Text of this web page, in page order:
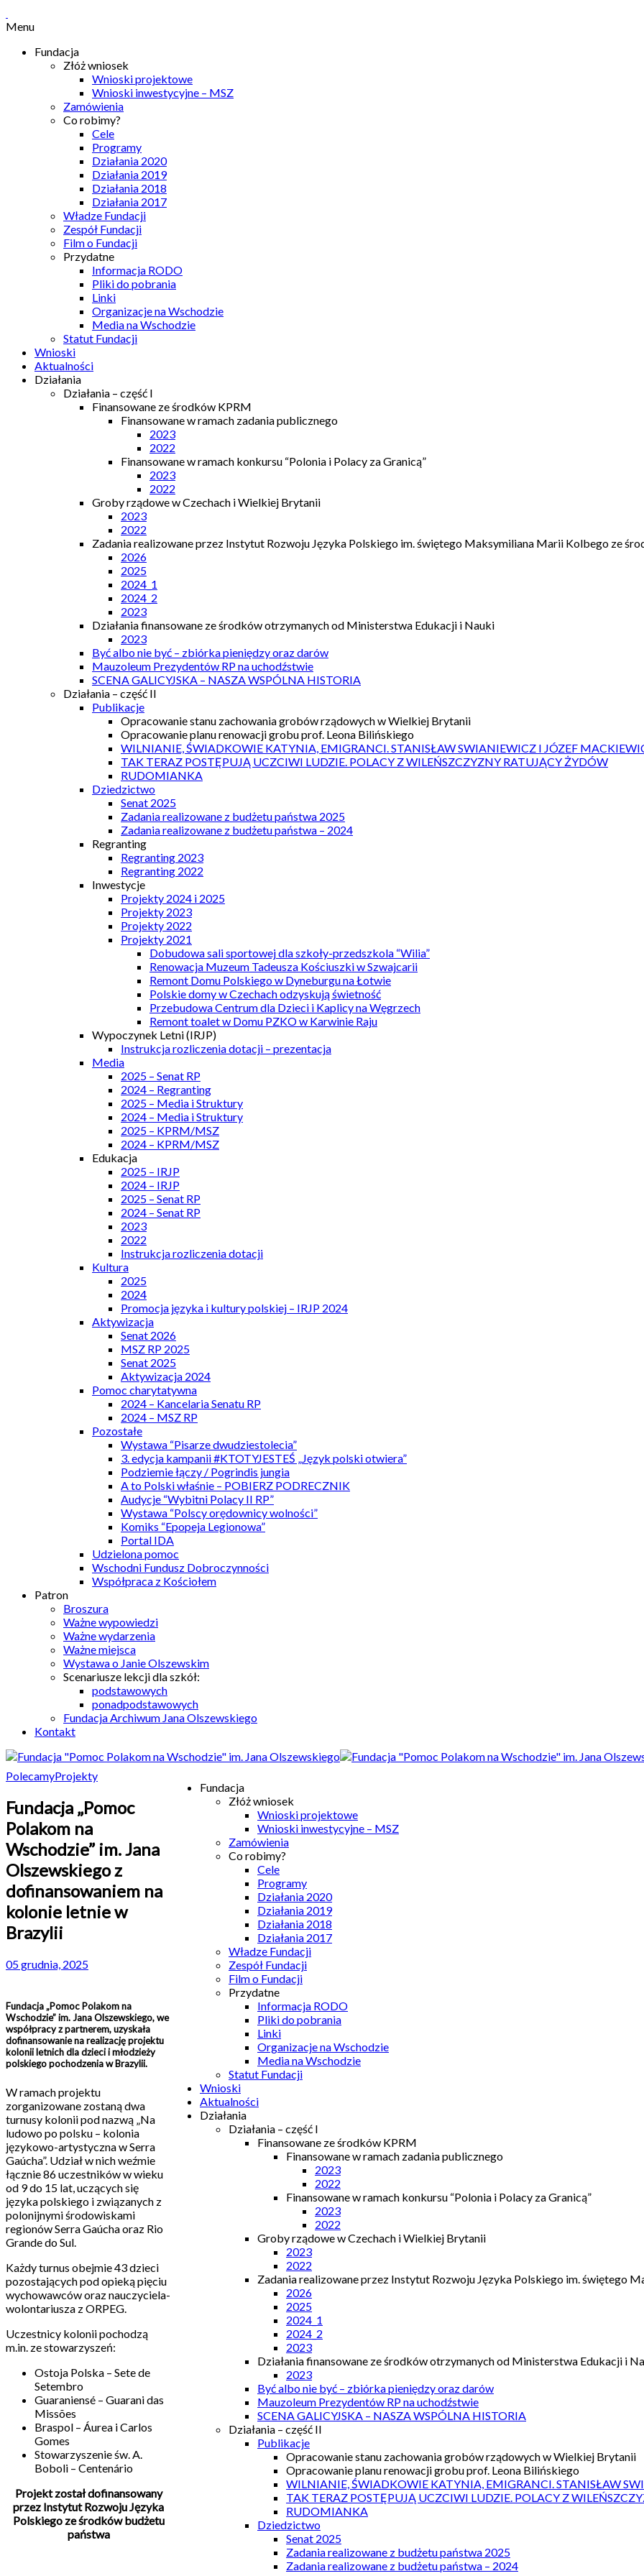
Menu
Fundacja
Złóż wniosek
Wnioski projektowe
Wnioski inwestycyjne – MSZ
Zamówienia
Co robimy?
Cele
Programy
Działania 2020
Działania 2019
Działania 2018
Działania 2017
Władze Fundacji
Zespół Fundacji
Film o Fundacji
Przydatne
Informacja RODO
Pliki do pobrania
Linki
Organizacje na Wschodzie
Media na Wschodzie
Statut Fundacji
Wnioski
Aktualności
Działania
Działania – część I
Finansowane ze środków KPRM
Finansowane w ramach zadania publicznego
2023
2022
Finansowane w ramach konkursu “Polonia i Polacy za Granicą”
2023
2022
Groby rządowe w Czechach i Wielkiej Brytanii
2023
2022
Zadania realizowane przez Instytut Rozwoju Języka Polskiego im. świętego Maksymiliana Marii Kolbego ze
2026
2025
2024_1
2024_2
2023
Działania finansowane ze środków otrzymanych od Ministerstwa Edukacji i Nauki
2023
Być albo nie być – zbiórka pieniędzy oraz darów
Mauzoleum Prezydentów RP na uchodźstwie
SCENA GALICYJSKA – NASZA WSPÓLNA HISTORIA
Działania – część II
Publikacje
Opracowanie stanu zachowania grobów rządowych w Wielkiej Brytanii
Opracowanie planu renowacji grobu prof. Leona Bilińskiego
WILNIANIE, ŚWIADKOWIE KATYNIA, EMIGRANCI. STANISŁAW SWIANIEWICZ I JÓZEF
TAK TERAZ POSTĘPUJĄ UCZCIWI LUDZIE. POLACY Z WILEŃSZCZYZNY RATUJĄCY ŻYDÓW
RUDOMIANKA
Dziedzictwo
Senat 2025
Zadania realizowane z budżetu państwa 2025
Zadania realizowane z budżetu państwa – 2024
Regranting
Regranting 2023
Regranting 2022
Inwestycje
Projekty 2024 i 2025
Projekty 2023
Projekty 2022
Projekty 2021
Dobudowa sali sportowej dla szkoły-przedszkola “Wilia”
Renowacja Muzeum Tadeusza Kościuszki w Szwajcarii
Remont Domu Polskiego w Dyneburgu na Łotwie
Polskie domy w Czechach odzyskują świetność
Przebudowa Centrum dla Dzieci i Kaplicy na Węgrzech
Remont toalet w Domu PZKO w Karwinie Raju
Wypoczynek Letni (IRJP)
Instrukcja rozliczenia dotacji – prezentacja
Media
2025 – Senat RP
2024 – Regranting
2025 – Media i Struktury
2024 – Media i Struktury
2025 – KPRM/MSZ
2024 – KPRM/MSZ
Edukacja
2025 – IRJP
2024 – IRJP
2025 – Senat RP
2024 – Senat RP
2023
2022
Instrukcja rozliczenia dotacji
Kultura
2025
2024
Promocja języka i kultury polskiej – IRJP 2024
Aktywizacja
Senat 2026
MSZ RP 2025
Senat 2025
Aktywizacja 2024
Pomoc charytatywna
2024 – Kancelaria Senatu RP
2024 – MSZ RP
Pozostałe
Wystawa “Pisarze dwudziestolecia”
3. edycja kampanii #KTOTYJESTEŚ „Język polski otwiera”
Podziemie łączy / Pogrindis jungia
A to Polski właśnie – POBIERZ PODRECZNIK
Audycje “Wybitni Polacy II RP”
Wystawa “Polscy orędownicy wolności”
Komiks “Epopeja Legionowa”
Portal IDA
Udzielona pomoc
Wschodni Fundusz Dobroczynności
Współpraca z Kościołem
Patron
Broszura
Ważne wypowiedzi
Ważne wydarzenia
Ważne miejsca
Wystawa o Janie Olszewskim
Scenariusze lekcji dla szkół:
podstawowych
ponadpodstawowych
Fundacja Archiwum Jana Olszewskiego
Kontakt
Fundacja
Złóż wniosek
Wnioski projektowe
Wnioski inwestycyjne – MSZ
Zamówienia
Co robimy?
Cele
Programy
Działania 2020
Działania 2019
Działania 2018
Działania 2017
Władze Fundacji
Zespół Fundacji
Film o Fundacji
Przydatne
Informacja RODO
Pliki do pobrania
Linki
Organizacje na Wschodzie
Media na Wschodzie
Statut Fundacji
Wnioski
Aktualności
Działania
Działania – część I
Finansowane ze środków KPRM
Finansowane w ramach zadania publicznego
2023
2022
Finansowane w ramach konkursu “Polonia i Polacy za Granicą”
2023
2022
Groby rządowe w Czechach i Wielkiej Brytanii
2023
2022
Zadania realizowane przez Instytut Rozwoju Języka Polskiego im. świętego
2026
2025
2024_1
2024_2
2023
Działania finansowane ze środków otrzymanych od Ministerstwa Edukacji i
2023
Być albo nie być – zbiórka pieniędzy oraz darów
Mauzoleum Prezydentów RP na uchodźstwie
SCENA GALICYJSKA – NASZA WSPÓLNA HISTORIA
Działania – część II
Publikacje
Opracowanie stanu zachowania grobów rządowych w Wielkiej Brytanii
Opracowanie planu renowacji grobu prof. Leona Bilińskiego
WILNIANIE, ŚWIADKOWIE KATYNIA, EMIGRANCI. STANISŁAW
TAK TERAZ POSTĘPUJĄ UCZCIWI LUDZIE. POLACY Z
RUDOMIANKA
Dziedzictwo
Senat 2025
Zadania realizowane z budżetu państwa 2025
Zadania realizowane z budżetu państwa – 2024
PolecamyProjekty
Fundacja „Pomoc
Polakom na
Wschodzie” im. Jana
Olszewskiego z
dofinansowaniem na
kolonie letnie w
Brazylii
05 grudnia, 2025
Fundacja „Pomoc Polakom na
Wschodzie” im. Jana Olszewskiego, we
współpracy z partnerem, uzyskała
dofinansowanie na realizację projektu
kolonii letnich dla dzieci i młodzieży
polskiego pochodzenia w Brazylii.
W ramach projektu
zorganizowane zostaną dwa
turnusy kolonii pod nazwą „Na
ludowo po polsku – kolonia
językowo-artystyczna w Serra
Gaúcha”. Udział w nich weźmie
łącznie 86 uczestników w wieku
od 9 do 15 lat, uczących się
języka polskiego i związanych z
polonijnymi środowiskami
regionów Serra Gaúcha oraz Rio
Grande do Sul.
Każdy turnus obejmie 43 dzieci
pozostających pod opieką pięciu
wychowawców oraz nauczyciela-
wolontariusza z ORPEG.
Uczestnicy kolonii pochodzą
m.in. ze stowarzyszeń:
Ostoja Polska – Sete de
Setembro
Guaraniensé – Guarani das
Missões
Braspol – Áurea i Carlos
Gomes
Stowarzyszenie św. A.
Boboli – Centenário
Projekt został dofinansowany
przez Instytut Rozwoju Języka
Polskiego ze środków budżetu
państwa